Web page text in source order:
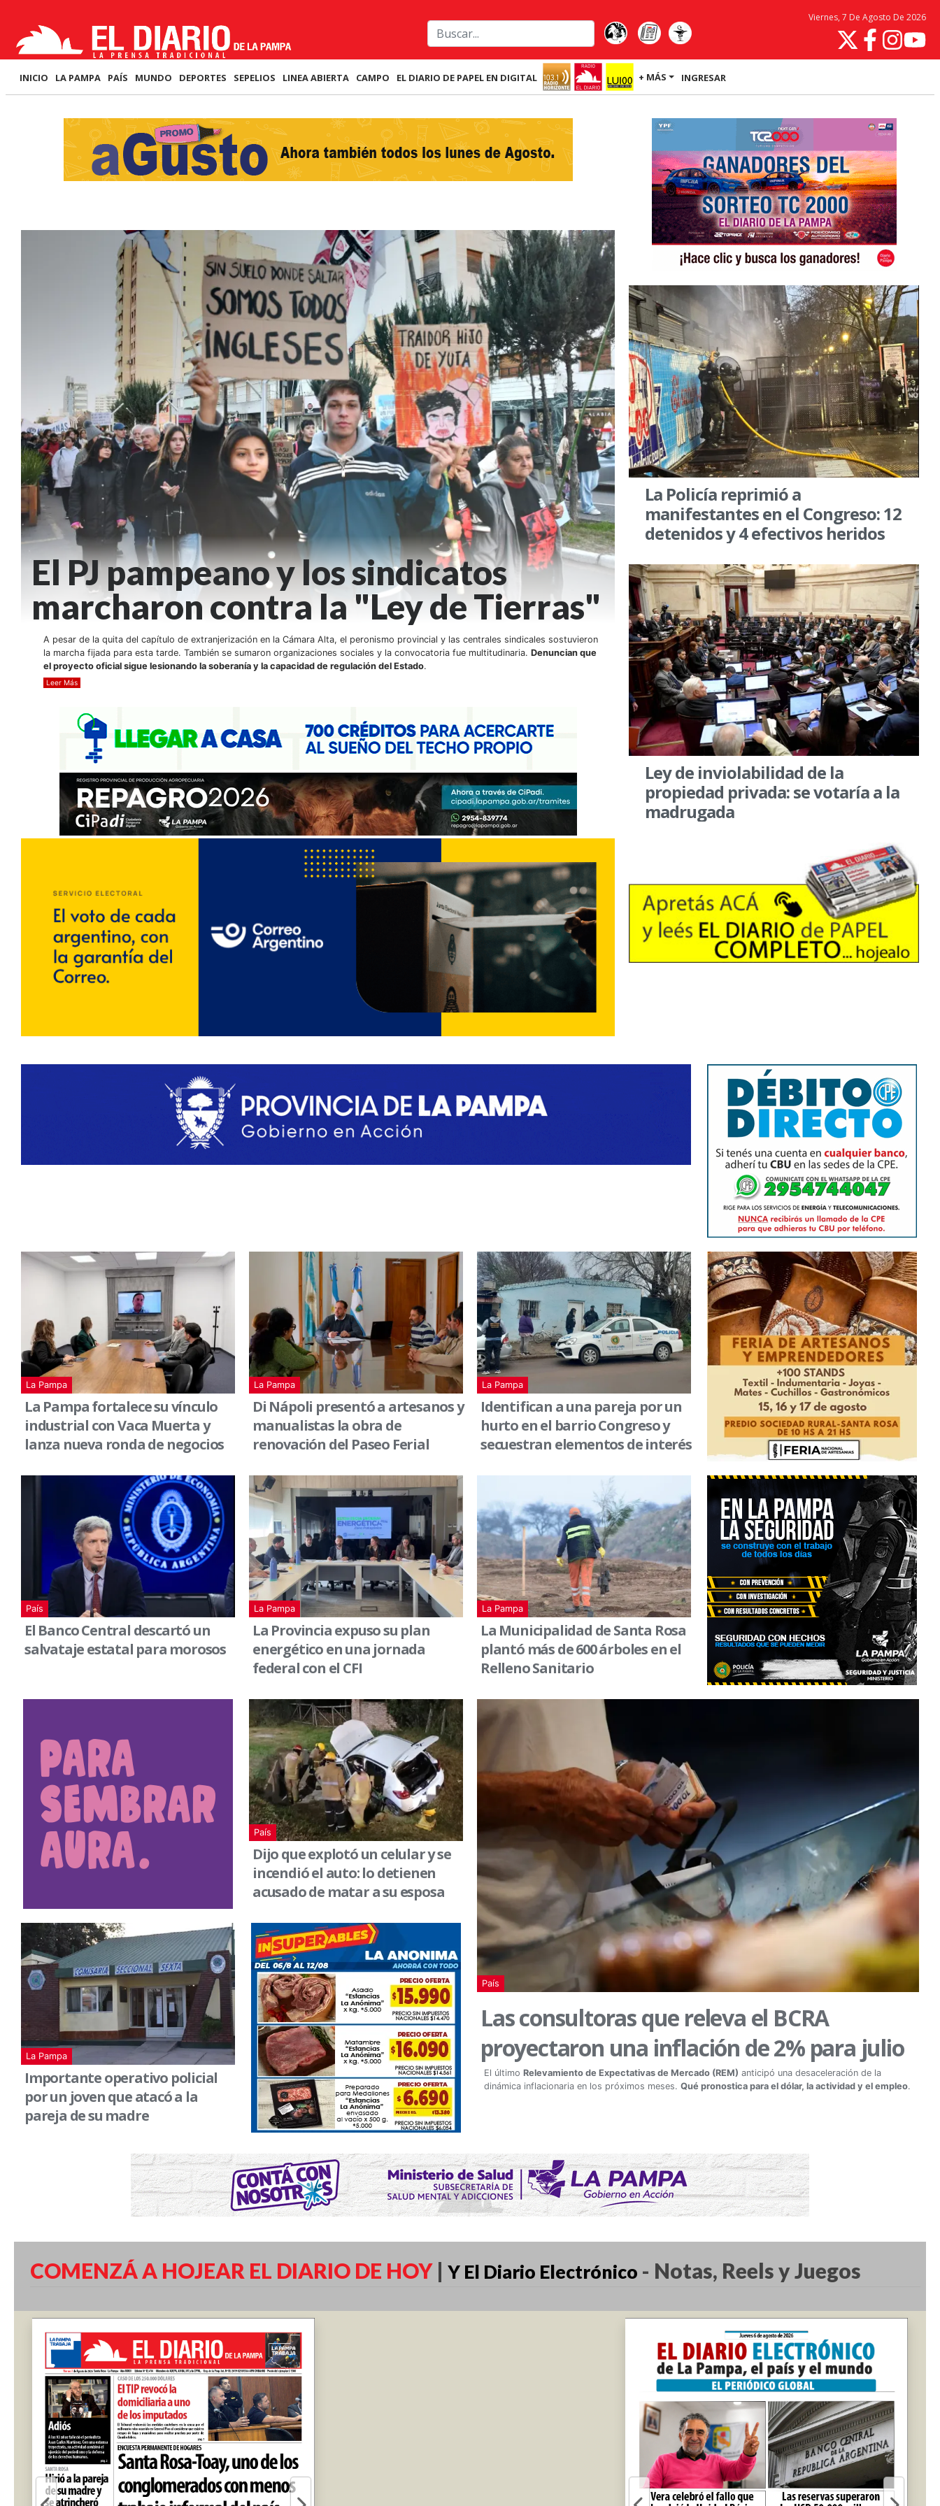
Viernes, 7 De Agosto De 2026
INICIO LA PAMPA PAÍS MUNDO DEPORTES SEPELIOS LINEA ABIERTA CAMPO EL DIARIO DE PAPEL EN DIGITAL + MÁS INGRESAR
El PJ pampeano y los sindicatos
marcharon contra la "Ley de Tierras"
A pesar de la quita del capítulo de extranjerización en la Cámara Alta, el peronismo provincial y las centrales sindicales sostuvieron
la marcha fijada para esta tarde. También se sumaron organizaciones sociales y la convocatoria fue multitudinaria. Denuncian que
el proyecto oficial sigue lesionando la soberanía y la capacidad de regulación del Estado.
Leer Más
La Policía reprimió a
manifestantes en el Congreso: 12
detenidos y 4 efectivos heridos
Ley de inviolabilidad de la
propiedad privada: se votaría a la
madrugada
La Pampa
La Pampa fortalece su vínculo
industrial con Vaca Muerta y
lanza nueva ronda de negocios
La Pampa
Di Nápoli presentó a artesanos y
manualistas la obra de
renovación del Paseo Ferial
La Pampa
Identifican a una pareja por un
hurto en el barrio Congreso y
secuestran elementos de interés
País
El Banco Central descartó un
salvataje estatal para morosos
La Pampa
La Provincia expuso su plan
energético en una jornada
federal con el CFI
La Pampa
La Municipalidad de Santa Rosa
plantó más de 600 árboles en el
Relleno Sanitario
País
Dijo que explotó un celular y se
incendió el auto: lo detienen
acusado de matar a su esposa
La Pampa
Importante operativo policial
por un joven que atacó a la
pareja de su madre
País
Las consultoras que releva el BCRA
proyectaron una inflación de 2% para julio
El último Relevamiento de Expectativas de Mercado (REM) anticipó una desaceleración de la
dinámica inflacionaria en los próximos meses. Qué pronostica para el dólar, la actividad y el empleo.
COMENZÁ A HOJEAR EL DIARIO DE HOY | Y El Diario Electrónico - Notas, Reels y Juegos